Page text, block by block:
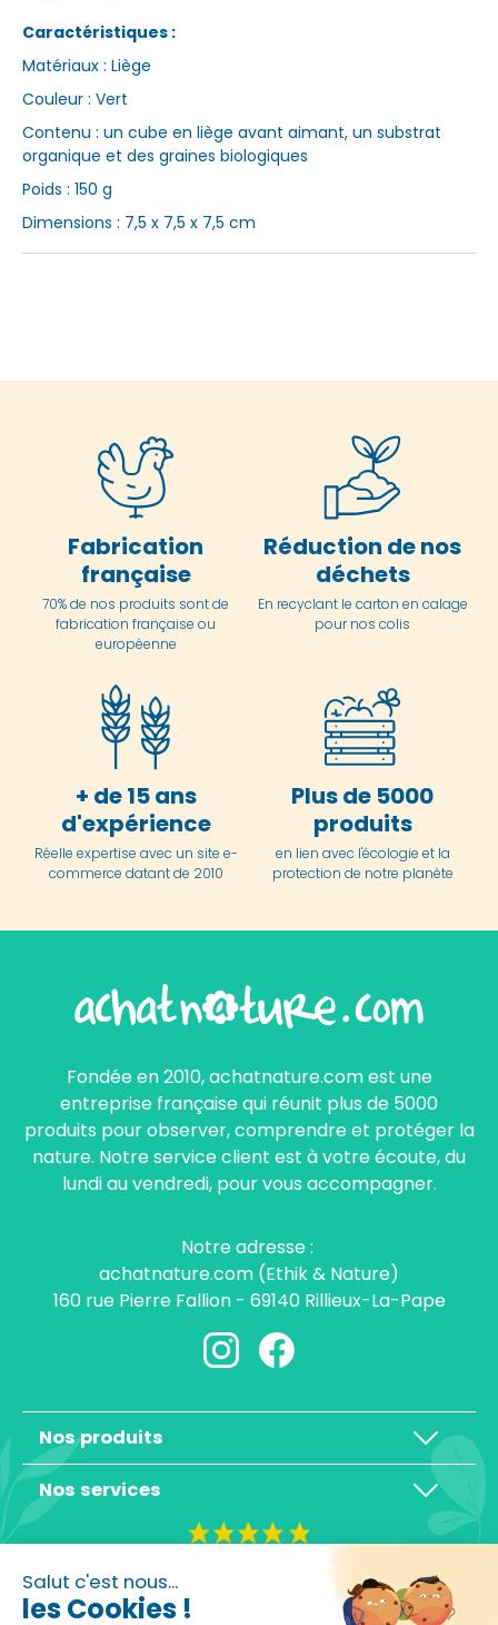
Salut c'est nous...
les Cookies !
Caractéristiques :
Matériaux : Liège
Couleur : Vert
Contenu : un cube en liège avant aimant, un substrat
organique et des graines biologiques
Poids : 150 g
Dimensions : 7,5 x 7,5 x 7,5 cm
Fabrication
française
70% de nos produits sont de
fabrication française ou
européenne
Réduction de nos
déchets
En recyclant le carton en calage
pour nos colis
+ de 15 ans
d'expérience
Réelle expertise avec un site e-
commerce datant de 2010
Plus de 5000
produits
en lien avec l'écologie et la
protection de notre planète
Fondée en 2010, achatnature.com est une
entreprise française qui réunit plus de 5000
produits pour observer, comprendre et protéger la
nature. Notre service client est à votre écoute, du
lundi au vendredi, pour vous accompagner.
Notre adresse :
achatnature.com (Ethik & Nature)
160 rue Pierre Fallion - 69140 Rillieux-La-Pape
Nos produits
Nos services